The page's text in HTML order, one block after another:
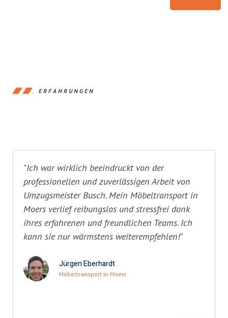
ERFAHRUNGEN
"Ich war wirklich beeindruckt von der
professionellen und zuverlässigen Arbeit von
Umzugsmeister Busch. Mein Möbeltransport in
Moers verlief reibungslos und stressfrei dank
ihres erfahrenen und freundlichen Teams. Ich
kann sie nur wärmstens weiterempfehlen!"
Jürgen Eberhardt
Möbeltransport in Moers